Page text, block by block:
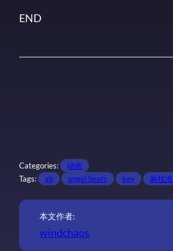
END
Categories:
动画
Tags:
ab angel beats key 麻枝准
本文作者:
windchaos